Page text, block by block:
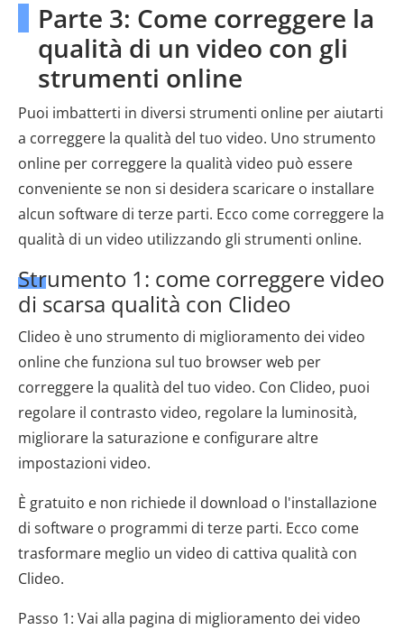
Parte 3: Come correggere la
qualità di un video con gli
strumenti online
Puoi imbatterti in diversi strumenti online per aiutarti
a correggere la qualità del tuo video. Uno strumento
online per correggere la qualità video può essere
conveniente se non si desidera scaricare o installare
alcun software di terze parti. Ecco come correggere la
qualità di un video utilizzando gli strumenti online.
Strumento 1: come correggere video
di scarsa qualità con Clideo
Clideo è uno strumento di miglioramento dei video
online che funziona sul tuo browser web per
correggere la qualità del tuo video. Con Clideo, puoi
regolare il contrasto video, regolare la luminosità,
migliorare la saturazione e configurare altre
impostazioni video.
È gratuito e non richiede il download o l'installazione
di software o programmi di terze parti. Ecco come
trasformare meglio un video di cattiva qualità con
Clideo.
Passo 1: Vai alla pagina di miglioramento dei video